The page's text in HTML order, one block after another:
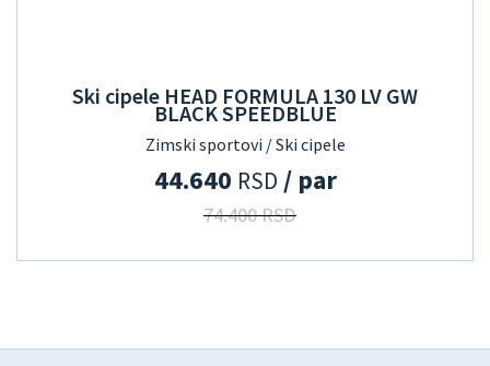
Ski cipele HEAD FORMULA 130 LV GW
BLACK SPEEDBLUE
Zimski sportovi / Ski cipele
44.640 RSD / par
74.400 RSD